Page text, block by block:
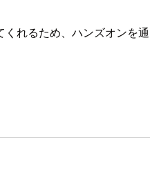
れるため、ハンズオンを